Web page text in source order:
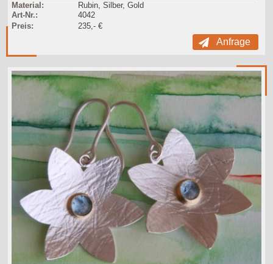
Material:
Rubin, Silber, Gold
Art-Nr.:
4042
Preis:
235,- €
Anfrage